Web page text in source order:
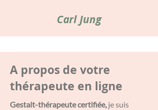
Carl Jung
A propos de votre
thérapeute en ligne
Gestalt-thérapeute certifiée,je suis